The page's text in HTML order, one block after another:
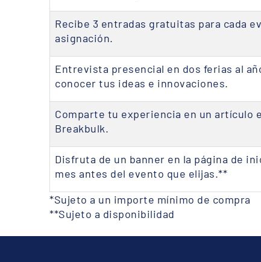
Recibe 3 entradas gratuitas para cada
asignación.
Entrevista presencial en dos ferias al
conocer tus ideas e innovaciones.
Comparte tu experiencia en un artículo
Breakbulk.
Disfruta de un banner en la página de
mes antes del evento que elijas.**
*Sujeto a un importe mínimo de compra
**Sujeto a disponibilidad